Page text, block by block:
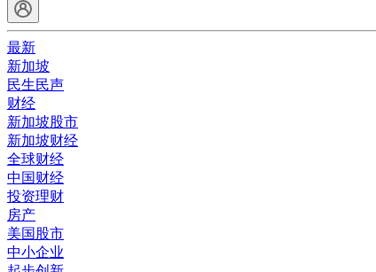
最新
新加坡
民生民声
财经
新加坡股市
新加坡财经
全球财经
中国财经
投资理财
房产
美国股市
中小企业